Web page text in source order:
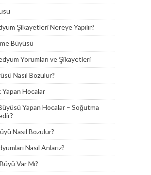
Şikayetleri Nereye Yapılır?
Büyüsü
Yorumları ve Şikayetleri
Nasıl Bozulur?
Yapan Hocalar
Yapan Hocalar – Soğutma
Nasıl Bozulur?
Nasıl Anlarız?
Var Mı?